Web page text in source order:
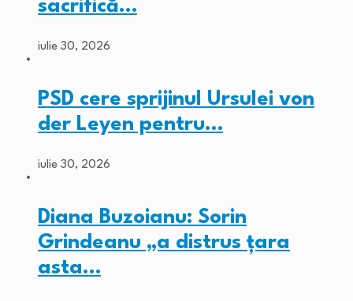
sacrifică…
iulie 30, 2026
PSD cere sprijinul Ursulei von
der Leyen pentru…
iulie 30, 2026
Diana Buzoianu: Sorin
Grindeanu „a distrus țara
asta…